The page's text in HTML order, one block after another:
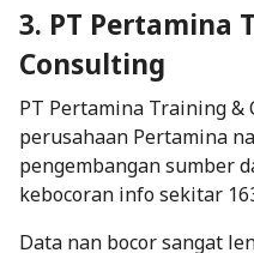
3. PT Pertamina
Consulting
PT Pertamina Training &
perusahaan Pertamina
pengembangan sumber
kebocoran info sekitar
Data nan bocor sangat